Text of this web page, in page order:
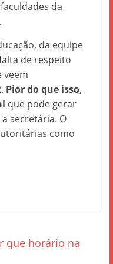
da
da equipe
de respeito
veem
Pior do que isso,
que pode gerar
secretária. O
como
que horário na